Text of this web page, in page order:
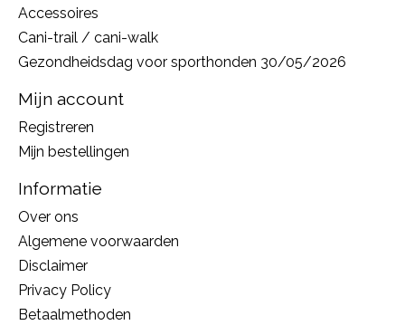
Accessoires
Cani-trail / cani-walk
Gezondheidsdag voor sporthonden 30/05/2026
Mijn account
Registreren
Mijn bestellingen
Informatie
Over ons
Algemene voorwaarden
Disclaimer
Privacy Policy
Betaalmethoden